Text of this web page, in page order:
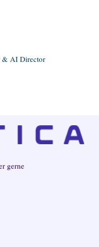
& AI Director
gerne